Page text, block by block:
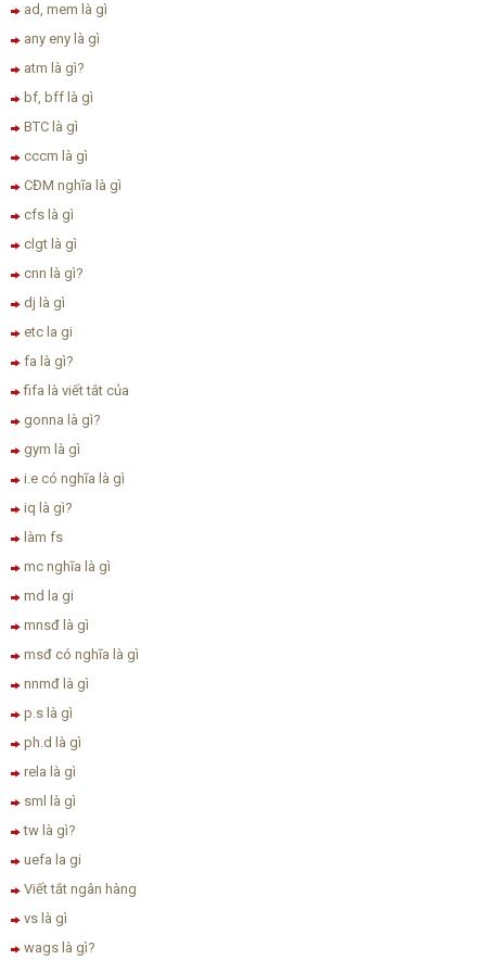
ad, mem là gì
any eny là gì
atm là gì?
bf, bff là gì
BTC là gì
cccm là gì
CĐM nghĩa là gì
cfs là gì
clgt là gì
cnn là gì?
dj là gì
etc la gi
fa là gì?
fifa là viết tắt của
gonna là gì?
gym là gì
i.e có nghĩa là gì
iq là gì?
làm fs
mc nghĩa là gì
md la gi
mnsđ là gì
msđ có nghĩa là gì
nnmđ là gì
p.s là gì
ph.d là gì
rela là gì
sml là gì
tw là gì?
uefa la gi
Viết tắt ngân hàng
vs là gì
wags là gì?